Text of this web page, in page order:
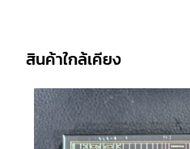
สินค้าใกล้เคียง